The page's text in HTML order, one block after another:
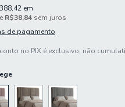
em
R$38,84 sem juros
de pagamento
no PIX é exclusivo, não